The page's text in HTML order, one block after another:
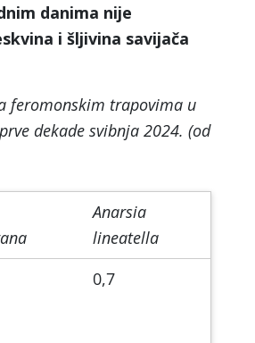
danima nije
i šljivina savijača
feromonskim trapovima u
dekade svibnja 2024. (od
Anarsia
lineatella
0,7